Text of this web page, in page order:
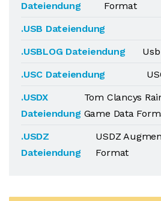
Dateiendung
Format
.USB Dateiendung
.USBLOG Dateiendung
.USC Dateiendung
.USDX
Dateiendung
Tom Clancys
Game Data
.USDZ
Dateiendung
USDZ
Format